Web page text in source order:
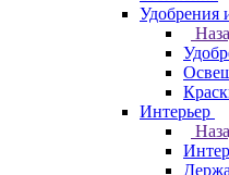
Удобрения
Интерьер